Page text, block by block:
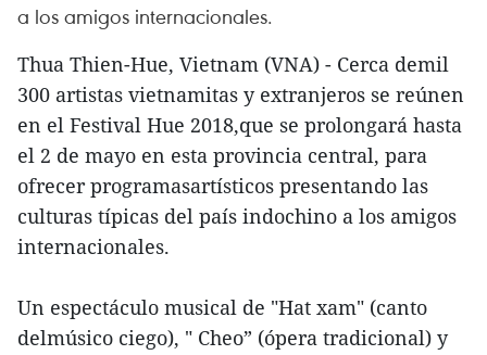
a los amigos internacionales.
Thua Thien-Hue, Vietnam (VNA) - Cerca demil
300 artistas vietnamitas y extranjeros se reúnen
en el Festival Hue 2018,que se prolongará hasta
el 2 de mayo en esta provincia central, para
ofrecer programasartísticos presentando las
culturas típicas del país indochino a los amigos
internacionales.
Un espectáculo musical de "Hat xam" (canto
delmúsico ciego), " Cheo” (ópera tradicional) y